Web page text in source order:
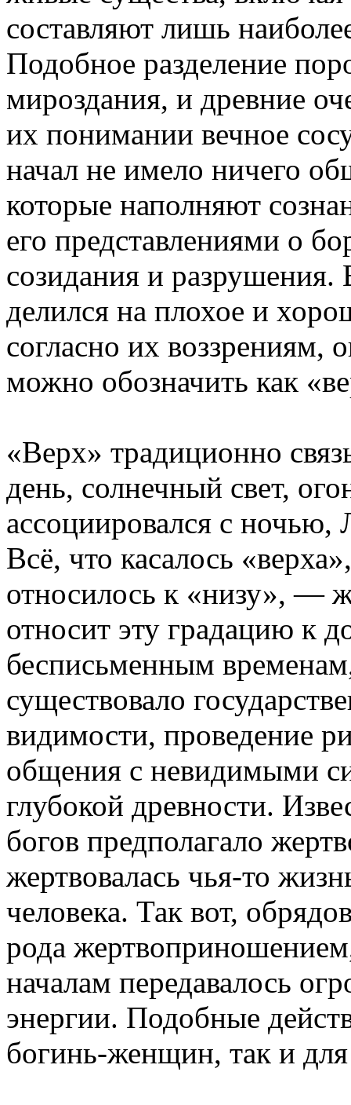
составляют лишь
Подобное разделение
мироздания, и древние
их понимании вечное
начал не имело ничего
которые наполняют
его представлениями о
созидания и
делился на плохое и
согласно их воззрениям,
можно обозначить как
«Верх» традиционно
день, солнечный свет,
ассоциировался с
Всё, что касалось
относилось к «низу», —
относит эту градацию к
бесписьменным
существовало
видимости, проведение
общения с невидимыми
глубокой древности.
богов предполагало
жертвовалась чья-то
человека. Так вот,
рода
началам передавалось
энергии. Подобные
богинь-женщин, так и